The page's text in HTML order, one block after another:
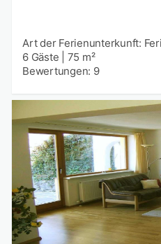
Art der Ferienunterkunft:
6 Gäste
75 m²
Bewertungen: 9